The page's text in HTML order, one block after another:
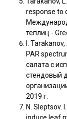
response to
теплиц -
I.
PAR
салата с
стендовый
2019 г.
N. Sleptsov.